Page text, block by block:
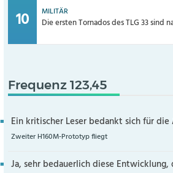
MILITÄR
Die ersten Tornados des TLG 33 sind
Frequenz 123,45
Ein kritischer Leser bedankt sich für die
Zweiter H160M-Prototyp fliegt
Ja, sehr bedauerlich diese